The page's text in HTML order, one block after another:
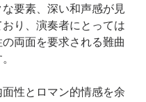
要素、深い和声感が見
り、演奏者にとっては
両面を要求される難曲
面性とロマン的情感を余